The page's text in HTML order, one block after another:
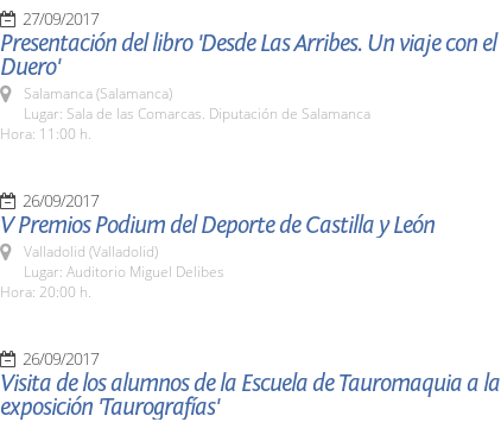
27/09/2017
Presentación del libro 'Desde Las Arribes. Un viaje con el
Duero'
Salamanca (Salamanca)
Lugar: Sala de las Comarcas. Diputación de Salamanca
Hora: 11:00 h.
26/09/2017
V Premios Podium del Deporte de Castilla y León
Valladolid (Valladolid)
Lugar: Auditorio Miguel Delibes
Hora: 20:00 h.
26/09/2017
Visita de los alumnos de la Escuela de Tauromaquia a la
exposición 'Taurografías'